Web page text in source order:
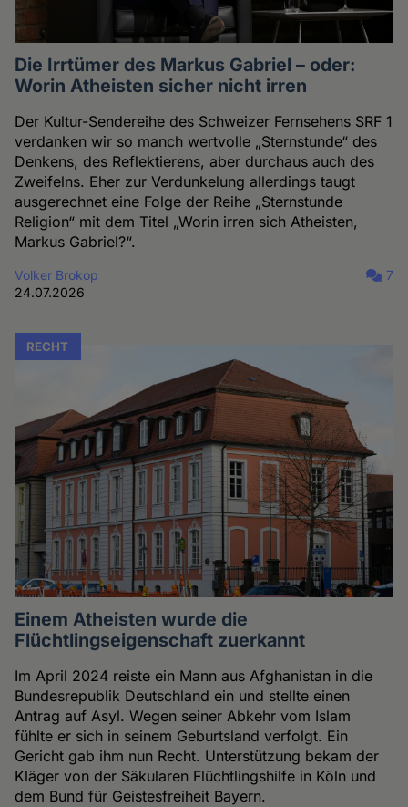
Die Irrtümer des Markus Gabriel – oder:
Worin Atheisten sicher nicht irren
Der Kultur-Sendereihe des Schweizer Fernsehens SRF 1
verdanken wir so manch wertvolle „Sternstunde“ des
Denkens, des Reflektierens, aber durchaus auch des
Zweifelns. Eher zur Verdunkelung allerdings taugt
ausgerechnet eine Folge der Reihe „Sternstunde
Religion“ mit dem Titel „Worin irren sich Atheisten,
Markus Gabriel?“.
Volker Brokop
24.07.2026
7
RECHT
Einem Atheisten wurde die
Flüchtlingseigenschaft zuerkannt
Im April 2024 reiste ein Mann aus Afghanistan in die
Bundesrepublik Deutschland ein und stellte einen
Antrag auf Asyl. Wegen seiner Abkehr vom Islam
fühlte er sich in seinem Geburtsland verfolgt. Ein
Gericht gab ihm nun Recht. Unterstützung bekam der
Kläger von der Säkularen Flüchtlingshilfe in Köln und
dem Bund für Geistesfreiheit Bayern.